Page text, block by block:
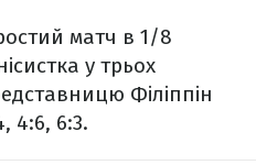
матч в 1/8
у трьох
Філіппін
4:6, 6:3.